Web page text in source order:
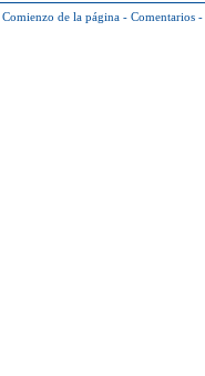
Comienzo de la página - Comentarios -